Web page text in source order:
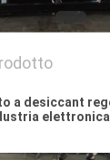
a desiccant
elettronica